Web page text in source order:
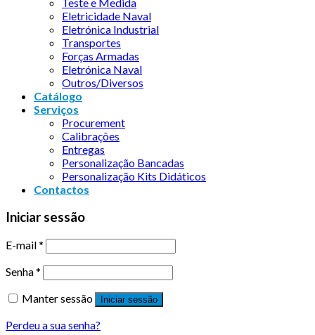
Eletricidade Naval
Eletrónica Industrial
Transportes
Forças Armadas
Eletrónica Naval
Outros/Diversos
Catálogo
Serviços
Procurement
Calibrações
Entregas
Personalização Bancadas
Personalização Kits Didáticos
Contactos
Iniciar sessão
E-mail*
Senha*
Manter sessão
Iniciar sessão
Perdeu a sua senha?